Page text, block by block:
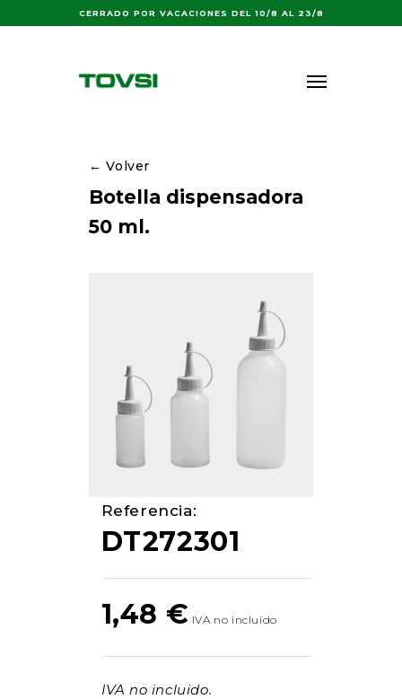
CERRADO POR VACACIONES DEL 10/8 AL 23/8
← Volver
Botella dispensadora
50 ml.
Referencia:
DT272301
1,48 €
IVA no incluido.